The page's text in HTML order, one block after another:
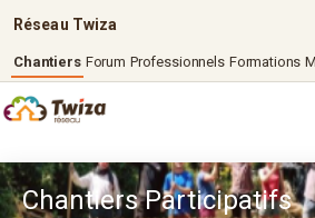
Réseau Twiza
Chantiers Forum Professionnels Formations
Chantiers Participatifs